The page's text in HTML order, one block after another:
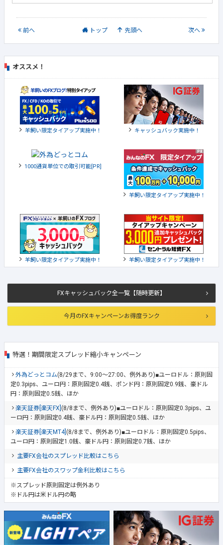
前へ トップ 先頭へ 次へ
FXキャッシュバック全一覧【随時更新】
今月のFXキャンペーンお得度ランク
特選！期間限定スプレッド縮小キャンペーン
外為どっとコム(8/29まで、9:00～27:00、例外あり)■ユーロドル：原則固
定0.3pips、ユーロ円：原則固定0.4銭、ポンド円：原則固定0.9銭、豪ドル
円：原則固定0.5銭、ほか
楽天証券[楽天FX] (8/8まで、例外あり)■ユーロドル：原則固定0.3pips、ユ
ーロ円：原則固定0.4銭、豪ドル円：原則固定0.5銭、ほか
楽天証券[楽天MT4] (8/8まで、例外あり)■ユーロドル：原則固定0.5pips、
ユーロ円：原則固定1.0銭、豪ドル円：原則固定0.7銭、ほか
主要FX会社のスプレッド比較はこちら
主要FX会社のスワップ金利比較はこちら
※スプレッド原則固定は例外あり
※ドル円は米ドル円の略
オススメ！
羊飼い限定タイアップ実施中！ キャッシュバック実施中！
1000通貨単位での取引可能[PR]
羊飼い限定タイアップ実施中！
羊飼い限定タイアップ実施中！ 羊飼い限定タイアップ実施中！